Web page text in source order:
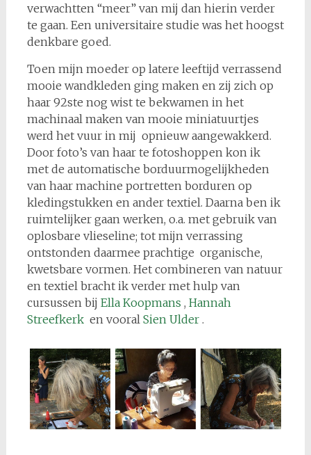
verwachtten “meer” van mij dan hierin verder
te gaan. Een universitaire studie was het hoogst
denkbare goed.
Toen mijn moeder op latere leeftijd verrassend
mooie wandkleden ging maken en zij zich op
haar 92ste nog wist te bekwamen in het
machinaal maken van mooie miniatuurtjes
werd het vuur in mij opnieuw aangewakkerd.
Door foto’s van haar te fotoshoppen kon ik
met de automatische borduurmogelijkheden
van haar machine portretten borduren op
kledingstukken en ander textiel. Daarna ben ik
ruimtelijker gaan werken, o.a. met gebruik van
oplosbare vlieseline; tot mijn verrassing
ontstonden daarmee prachtige organische,
kwetsbare vormen. Het combineren van natuur
en textiel bracht ik verder met hulp van
cursussen bij Ella Koopmans , Hannah
Streefkerken vooral Sien Ulder.